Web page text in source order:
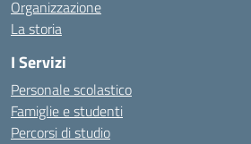
Organizzazione
La storia
I Servizi
Personale scolastico
Famiglie e studenti
Percorsi di studio